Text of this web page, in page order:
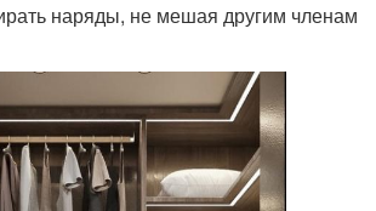
наряды, не мешая другим членам